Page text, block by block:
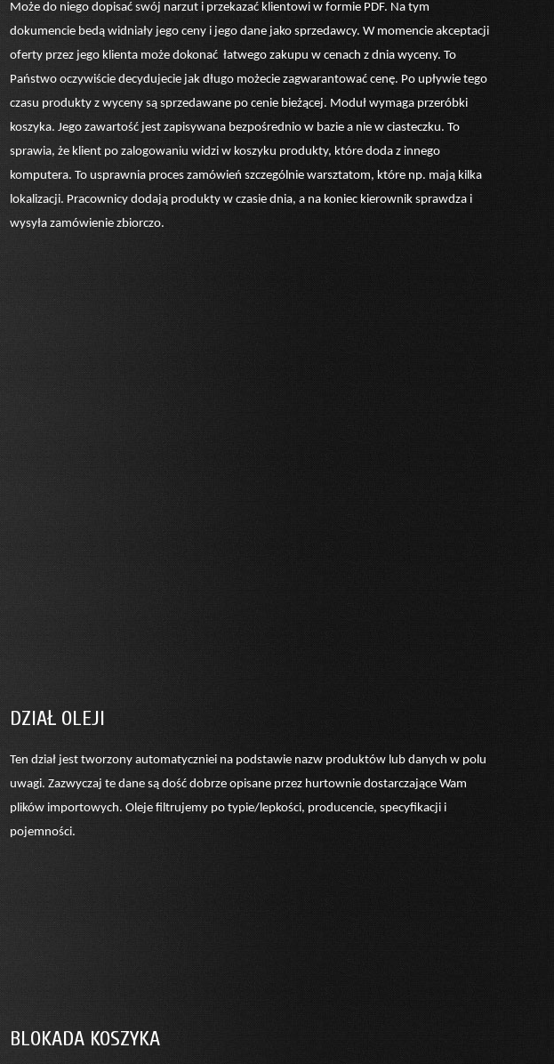
Może do niego dopisać swój narzut i przekazać klientowi w formie PDF. Na tym
dokumencie bedą widniały jego ceny i jego dane jako sprzedawcy. W momencie akceptacji
oferty przez jego klienta może dokonać łatwego zakupu w cenach z dnia wyceny. To
Państwo oczywiście decydujecie jak długo możecie zagwarantować cenę. Po upływie tego
czasu produkty z wyceny są sprzedawane po cenie bieżącej. Moduł wymaga przeróbki
koszyka. Jego zawartość jest zapisywana bezpośrednio w bazie a nie w ciasteczku. To
sprawia, że klient po zalogowaniu widzi w koszyku produkty, które doda z innego
komputera. To usprawnia proces zamówień szczególnie warsztatom, które np. mają kilka
lokalizacji. Pracownicy dodają produkty w czasie dnia, a na koniec kierownik sprawdza i
wysyła zamówienie zbiorczo.
DZIAŁ OLEJI
Ten dział jest tworzony automatyczniei na podstawie nazw produktów lub danych w polu
uwagi. Zazwyczaj te dane są dość dobrze opisane przez hurtownie dostarczające Wam
plików importowych. Oleje filtrujemy po typie/lepkości, producencie, specyfikacji i
pojemności.
BLOKADA KOSZYKA